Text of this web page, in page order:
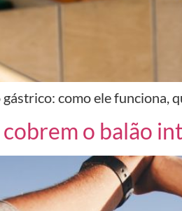
como ele funciona,
o balão